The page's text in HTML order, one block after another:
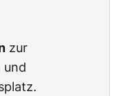
zur
und